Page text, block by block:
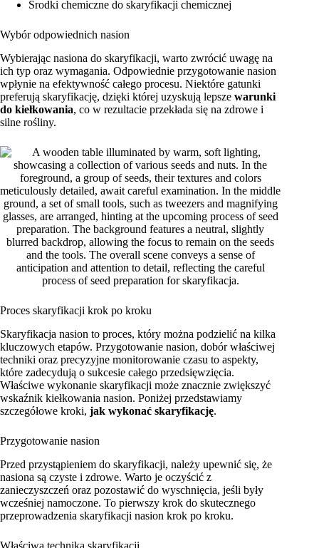
Środki chemiczne do skaryfikacji chemicznej
Wybór odpowiednich nasion
Wybierając nasiona do skaryfikacji, warto zwrócić uwagę na
ich typ oraz wymagania. Odpowiednie przygotowanie nasion
wpłynie na efektywność całego procesu. Niektóre gatunki
preferują skaryfikację, dzięki której uzyskują lepsze warunki
do kiełkowania, co w rezultacie przekłada się na zdrowe i
silne rośliny.
Proces skaryfikacji krok po kroku
Skaryfikacja nasion to proces, który można podzielić na kilka
kluczowych etapów. Przygotowanie nasion, dobór właściwej
techniki oraz precyzyjne monitorowanie czasu to aspekty,
które zadecydują o sukcesie całego przedsięwzięcia.
Właściwe wykonanie skaryfikacji może znacznie zwiększyć
wskaźnik kiełkowania nasion. Poniżej przedstawiamy
szczegółowe kroki, jak wykonać skaryfikację.
Przygotowanie nasion
Przed przystąpieniem do skaryfikacji, należy upewnić się, że
nasiona są czyste i zdrowe. Warto je oczyścić z
zanieczyszczeń oraz pozostawić do wyschnięcia, jeśli były
wcześniej namoczone. To pierwszy krok do skutecznego
przeprowadzenia skaryfikacji nasion krok po kroku.
Właściwa technika skaryfikacji